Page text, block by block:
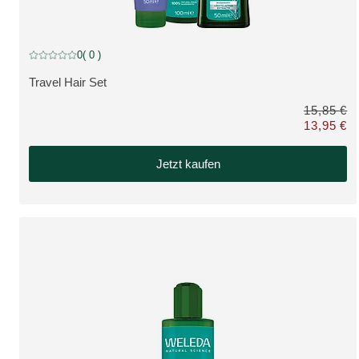
BUNDLE, reduzierter Artikel
MEHR ZUM PRODUKT:
Travel Hair Set
Aktuelle Bewertung: 0 von 5 Sternen bewertet von 0 Kunden
0( 0 )
15,85 €
13,95 €
Jetzt kaufen